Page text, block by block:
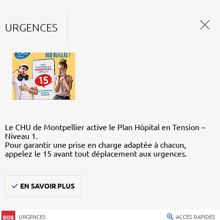
URGENCES
Le CHU de Montpellier active le Plan Hôpital en Tension –
Niveau 1.
Pour garantir une prise en charge adaptée à chacun,
appelez le 15 avant tout déplacement aux urgences.
EN SAVOIR PLUS
URGENCES ACCÈS RAPIDES